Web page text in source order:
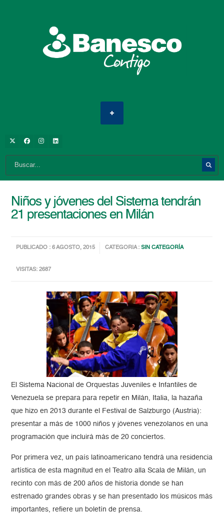
Niños y jóvenes del Sistema tendrán
21 presentaciones en Milán
PUBLICADO : 6 AGOSTO, 2015 CATEGORIA :SIN CATEGORÍA
VISITAS: 2687
El Sistema Nacional de Orquestas Juveniles e Infantiles de
Venezuela se prepara para repetir en Milán, Italia, la hazaña
que hizo en 2013 durante el Festival de Salzburgo (Austria):
presentar a más de 1000 niños y jóvenes venezolanos en una
programación que incluirá más de 20 conciertos.
Por primera vez, un país latinoamericano tendrá una residencia
artística de esta magnitud en el Teatro alla Scala de Milán, un
recinto con más de 200 años de historia donde se han
estrenado grandes obras y se han presentado los músicos más
importantes, refiere un boletín de prensa.